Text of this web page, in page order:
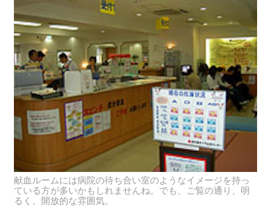
献血ルームには病院の待ち合い室のようなイメージを持っ
ている方が多いかもしれませんね。でも、ご覧の通り、明
るく、開放的な雰囲気。